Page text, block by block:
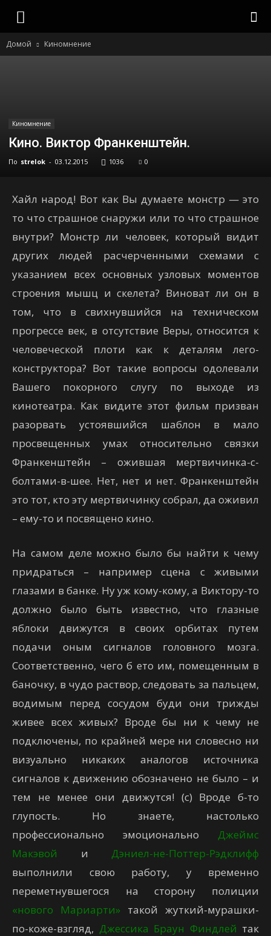
strelok
Домой Киномнение
Киномнение
Кино. Виктор Франкенштейн.
По strelok - 03.12.2015 1036 0
Хайл народ! Вот как Вы думаете монстр — это
то что страшное снаружи или то что страшное
внутри? Монстр ли человек, который видит
других людей расчерченными схемами с
указанием всех основных узловых моментов
строения мышц и скелета? Виноват ли он в
том, что в свихнувшийся на техническом
прогрессе век, в отсутствие Веры, относится к
человеческой плоти как к деталям лего-
конструктора? Вот такие вопросы одолевали
Вашего покорного слугу по выходе из
кинотеатра. Как видите этот фильм призван
разорвать устоявшийся шаблон в мало
просвещенных умах относительно связки
Франкенштейн – ожившая мертвичинка-с-
болтами-в-шее. Нет, нет и нет. Франкенштейн
это тот, кто эту мертвичинку собрал, да оживил
– ему-то и посвящено кино.
На самом деле можно было бы найти к чему
придраться – например сцена с живыми
глазами в банке. Ну уж кому-кому, а Виктору-то
должно было быть известно, что глазные
яблоки движутся в своих орбитах путем
подачи оным сигналов головного мозга.
Соответственно, чего б ето им, помещенным в
баночку, в чудо раствор, следовать за пальцем,
водимым перед сосудом буди они трижды
живее всех живых? Вроде бы ни к чему не
подключены, по крайней мере ни словесно ни
визуально никаких аналогов источника
сигналов к движению обозначено не было – и
тем не менее они движутся! (с) Вроде б-то
глупость. Но знаете, настолько
профессионально эмоционально Джеймс
Макэвой и Дэниел-не-Поттер-Рэдклифф
выполнили свою работу, у временно
переметнувшегося на сторону полиции
«нового Мариарти» такой жуткий-мурашки-
по-коже-взгляд, Джессика Браун Финдлей так